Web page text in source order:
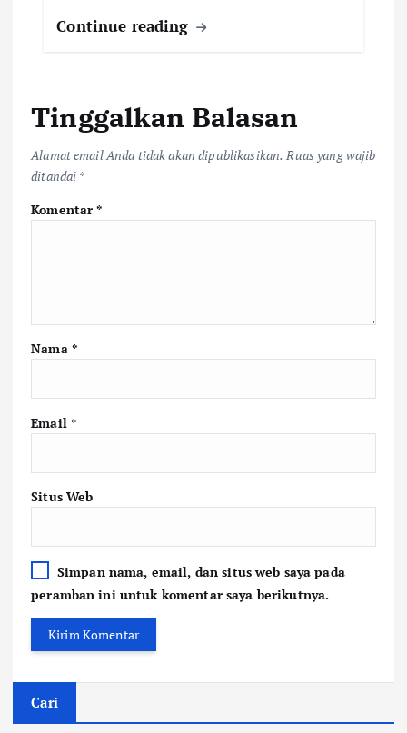
Continue reading
Tinggalkan Balasan
Alamat email Anda tidak akan dipublikasikan. Ruas yang wajib
ditandai *
Komentar*
Nama *
Email *
Situs Web
Simpan nama, email, dan situs web saya pada
peramban ini untuk komentar saya berikutnya.
Cari